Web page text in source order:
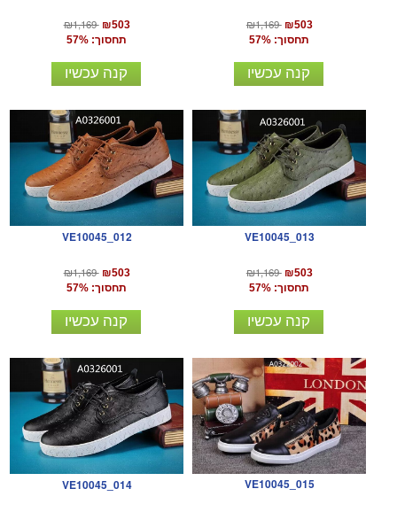
₪1,169 ₪503
תחסוך: 57%
קנה עכשיו
₪1,169 ₪503
תחסוך: 57%
קנה עכשיו
VE10045_012
₪1,169 ₪503
תחסוך: 57%
קנה עכשיו
VE10045_013
₪1,169 ₪503
תחסוך: 57%
קנה עכשיו
VE10045_014 VE10045_015